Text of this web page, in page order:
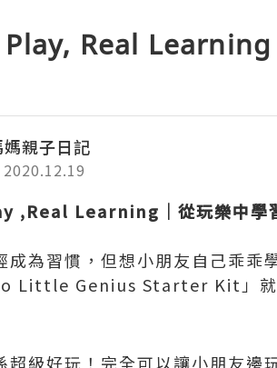
Play, Real Learning
親子日記
,Real Learning｜從玩樂中學
成為習慣，但想小朋友自己乖
Little Genius Starter Kit」就
超級好玩！完全可以讓小朋友